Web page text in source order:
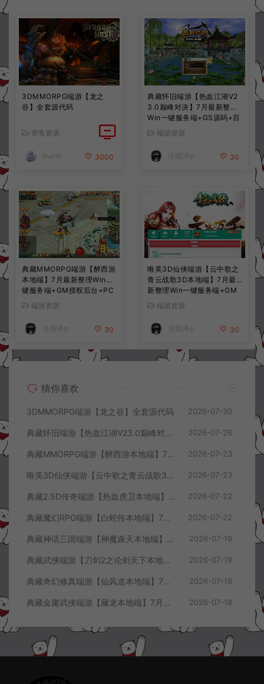
3DMMORPG端游【龙之
谷】全套源代码
寄售资源
thanh 3000
典藏怀旧端游【热血江湖V2
3.0巅峰对决】7月最新整理
Win一键服务端+GS源码+百
宝阁+在线GM工具+PC客户
端+详细搭建教程
端游资源
冷雨泽ღ 30
典藏MMORPG端游【醉西游
本地端】7月最新整理Win一
键服务端+GM授权后台+PC
客户端+详细搭建教程
端游资源
冷雨泽ღ 30
唯美3D仙侠端游【云中歌之
青云战歌3D本地端】7月最
新整理Win一键服务端+GM
工具+PC客户端+详细搭建教
程
端游资源
冷雨泽ღ 30
猜你喜欢
3DMMORPG端游【龙之谷】全套源代码 2026-07-30
典藏怀旧端游【热血江湖V23.0巅峰对决】7月最新整理Win一键服务端+GS源码+百宝阁+在线GM工具+PC客户端+详细搭建教程 2026-07-26
典藏MMORPG端游【醉西游本地端】7月最新整理Win一键服务端+GM授权后台+PC客户端+详细搭建教程 2026-07-23
唯美3D仙侠端游【云中歌之青云战歌3D本地端】7月最新整理Win一键服务端+GM工具+PC客户端+详细搭建教程 2026-07-23
典藏2.5D传奇端游【热血虎卫本地端】7月最新整理Win一键服务端+充值教程+PC客户端+详细搭建教程 2026-07-22
典藏魔幻RPG端游【白蛇传本地端】7月最新整理Win一键服务端+GM工具+PC客户端+详细搭建教程 2026-07-22
典藏神话三国端游【神魔诛天本地端】7月最新整理Win一键服务端+充值教程+PC客户端+详细搭建教程 2026-07-19
典藏武侠端游【刀剑2之论剑天下本地端】7月最新整理Win一键服务端+GM工具+PC客户端+详细搭建教程 2026-07-19
典藏奇幻修真端游【仙风道本地端】7月最新整理Win一键服务端+GM工具+PC客户端+详细搭建教程 2026-07-18
典藏金庸武侠端游【藏龙本地端】7月最新整理Win一键服务端+GM工具+PC客户端+详细搭建教程 2026-07-18